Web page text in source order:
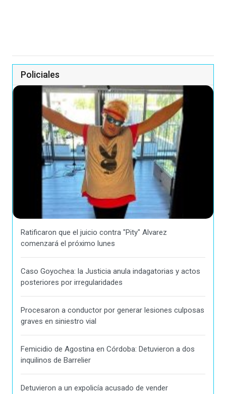
Policiales
Ratificaron que el juicio contra "Pity" Alvarez
comenzará el próximo lunes
Caso Goyochea: la Justicia anula indagatorias y actos
posteriores por irregularidades
Procesaron a conductor por generar lesiones culposas
graves en siniestro vial
Femicidio de Agostina en Córdoba: Detuvieron a dos
inquilinos de Barrelier
Detuvieron a un expolicía acusado de vender